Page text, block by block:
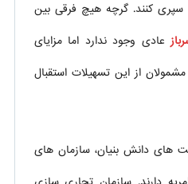
سپری کنند. گرچه هیچ فرقی بین
عادی وجود ندارد اما مزایای
از این تسهیلات استقبال
های دانش بنیان، سازمان های